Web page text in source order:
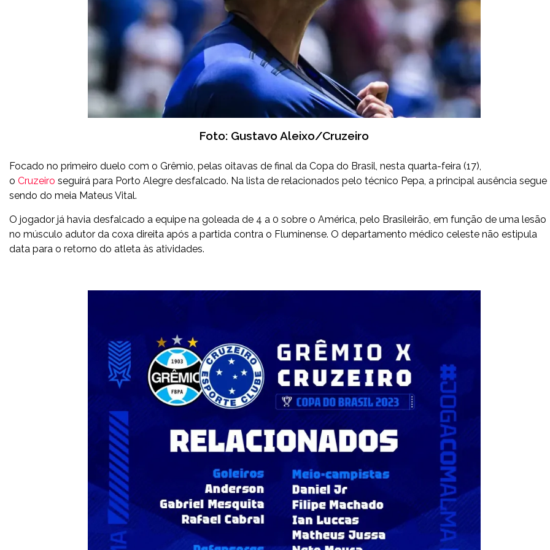
Foto: Gustavo Aleixo/Cruzeiro
Focado no primeiro duelo com o Grêmio, pelas oitavas de final da Copa do Brasil, nesta quarta-feira (17),
o Cruzeiro seguirá para Porto Alegre desfalcado. Na lista de relacionados pelo técnico Pepa, a principal ausência segue
sendo do meia Mateus Vital.
O jogador já havia desfalcado a equipe na goleada de 4 a 0 sobre o América, pelo Brasileirão, em função de uma lesão
no músculo adutor da coxa direita após a partida contra o Fluminense. O departamento médico celeste não estipula
data para o retorno do atleta às atividades.